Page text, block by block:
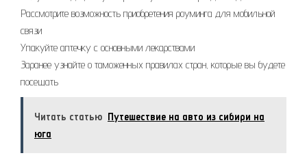
Рассмотрите возможность приобретения роуминга для мобильной
связи
Упакуйте аптечку с основными лекарствами
Заранее узнайте о таможенных правилах стран, которые вы будете
посещать
Читать статью Путешествие на авто из сибири на
юга